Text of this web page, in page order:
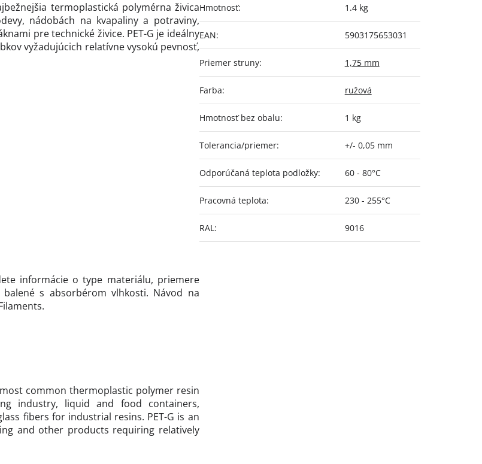
termoplastická polymérna živica
nádobách na kvapaliny a potraviny,
pre technické živice. PET-G je ideálny
vyžadujúcich relatívne vysokú pevnosť,
informácie o type materiálu, priemere
s absorbérom vlhkosti. Návod na
common thermoplastic polymer resin
industry, liquid and food containers,
fibers for industrial resins. PET-G is an
and other products requiring relatively
Hmotnosť: 1.4 kg
EAN: 5903175653031
Priemer struny: 1,75 mm
Farba: ružová
Hmotnosť bez obalu: 1 kg
Tolerancia/priemer: +/- 0,05 mm
Odporúčaná teplota podložky: 60 - 80°C
Pracovná teplota: 230 - 255°C
RAL: 9016